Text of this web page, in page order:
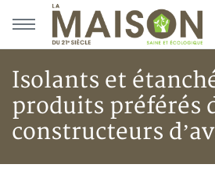
Aller au menu principal
Aller au contenu principal
Isolants et
produits préférés
constructeurs